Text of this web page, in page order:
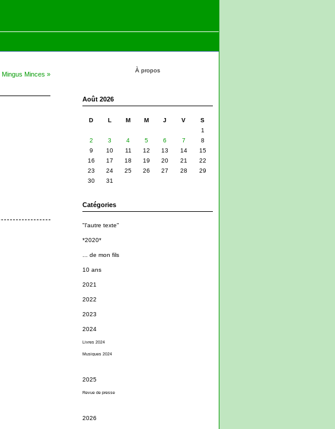
À propos
Août 2026
D L M M J V
S
1
2
3 4 5 6 7
8
9
10 11 12 13 14
15
16
17 18 19 20 21
22
23
24 25 26 27 28
29
30
31
Catégories
"l'autre texte"
*2020*
... de mon fils
10 ans
2021
2022
2023
2024
Livres 2024
Musiques 2024
2025
Revue de presse
2026
Mingus Minces »